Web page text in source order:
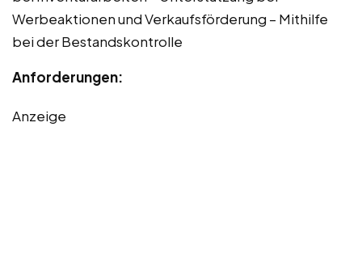
Werbeaktionen und Verkaufsförderung – Mithilfe
bei der Bestandskontrolle
Anforderungen:
Anzeige